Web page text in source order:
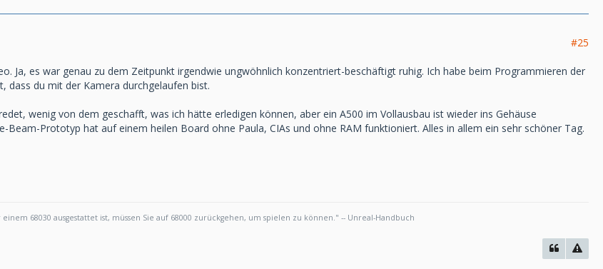
#25
Ja, es war genau zu dem Zeitpunkt irgendwie ungwöhnlich konzentriert-beschäftigt ruhig. Ich habe beim Programmieren der
dass du mit der Kamera durchgelaufen bist.
wenig von dem geschafft, was ich hätte erledigen können, aber ein A500 im Vollausbau ist wieder ins Gehäuse
Beam-Prototyp hat auf einem heilen Board ohne Paula, CIAs und ohne RAM funktioniert. Alles in allem ein sehr schöner Tag.
68030 ausgestattet ist, müssen Sie auf 68000 zurückgehen, um spielen zu können." -- Unreal-Handbuch